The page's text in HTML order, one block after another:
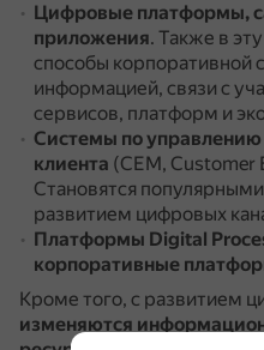
Цифровые платформы,
приложения. Также в
способы корпоративной
информацией, связи с
сервисов, платформ и
Системы по
клиента (CEM, Customer
Становятся
развитием цифровых
Платформы Digital
корпоративные
Кроме того, с развитием
изменяются